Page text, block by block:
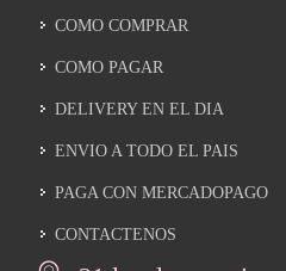
COMO COMPRAR
COMO PAGAR
DELIVERY EN EL DIA
ENVIO A TODO EL PAIS
PAGA CON MERCADOPAGO
CONTACTENOS